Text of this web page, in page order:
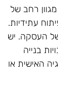
רחב של
עתידיות.
העסקה. יש
בנייה
האישית או